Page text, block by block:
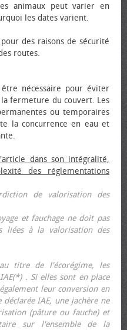
animaux peut varier en
les dates varient.
des raisons de sécurité
routes.
nécessaire pour éviter
fermeture du couvert. Les
ou temporaires
la concurrence en eau et
dans son intégralité,
des réglementations
de valorisation des
et fauchage ne doit pas
liées à la valorisation des
titre de l'écorégime, les
. Si elles sont en place
leur conversion en
IAE, une jachère ne
(pâture ou fauche) et
sur l'ensemble de la